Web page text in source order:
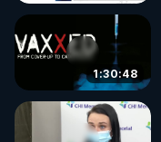
1:30:48